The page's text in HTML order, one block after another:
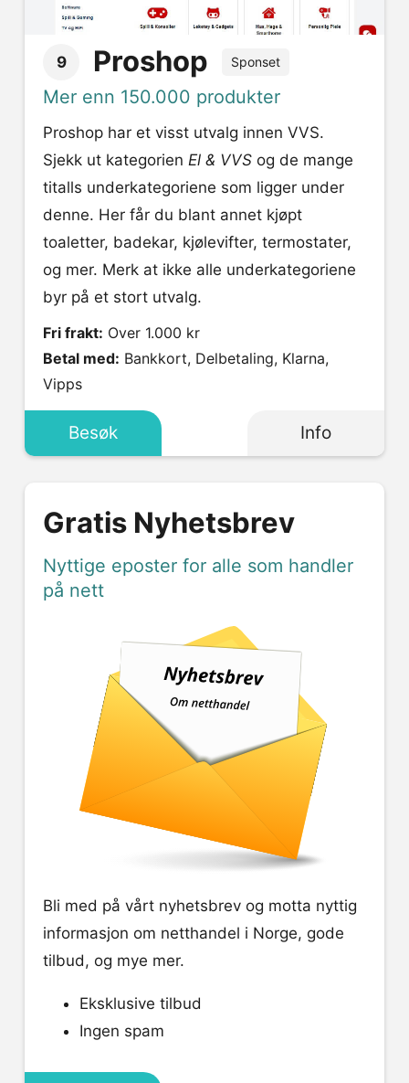
9 Proshop Sponset
Mer enn 150.000 produkter
Proshop har et visst utvalg innen VVS.
Sjekk ut kategorien El & VVS og de mange
titalls underkategoriene som ligger under
denne. Her får du blant annet kjøpt
toaletter, badekar, kjølevifter, termostater,
og mer. Merk at ikke alle underkategoriene
byr på et stort utvalg.
Fri frakt: Over 1.000 kr
Betal med:
Vipps
Besøk Info
Gratis Nyhetsbrev
Nyttige eposter for alle som handler
på nett
Bli med på vårt nyhetsbrev og motta nyttig
informasjon om netthandel i Norge, gode
tilbud, og mye mer.
Eksklusive tilbud
Ingen spam